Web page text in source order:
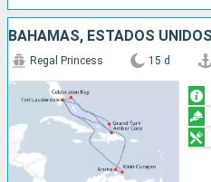
Regal Princess 15 d